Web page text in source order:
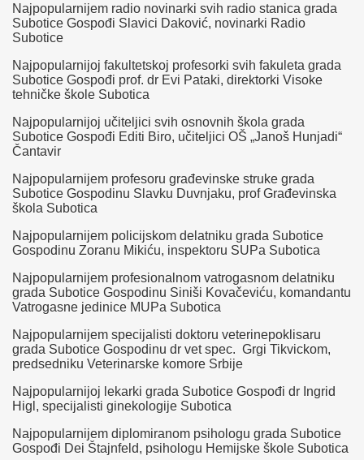
Najpopularnijem radio novinarki svih radio stanica grada
Subotice Gospođi Slavici Daković, novinarki Radio
Subotice
Najpopularnijoj fakultetskoj profesorki svih fakuleta grada
Subotice Gospođi prof. dr Evi Pataki, direktorki Visoke
tehničke škole Subotica
Najpopularnijoj učiteljici svih osnovnih škola grada
Subotice Gospođi Editi Biro, učiteljici OŠ „Janoš Hunjadi“
Čantavir
Najpopularnijem profesoru građevinske struke grada
Subotice Gospodinu Slavku Duvnjaku, prof Građevinska
škola Subotica
Najpopularnijem policijskom delatniku grada Subotice
Gospodinu Zoranu Mikiću, inspektoru SUPa Subotica
Najpopularnijem profesionalnom vatrogasnom delatniku
grada Subotice Gospodinu Siniši Kovačeviću, komandantu
Vatrogasne jedinice MUPa Subotica
Najpopularnijem specijalisti doktoru veterinepoklisaru
grada Subotice Gospodinu dr vet spec. Grgi Tikvickom,
predsedniku Veterinarske komore Srbije
Najpopularnijoj lekarki grada Subotice Gospođi dr Ingrid
Higl, specijalisti ginekologije Subotica
Najpopularnijem diplomiranom psihologu grada Subotice
Gospođi Dei Štajnfeld, psihologu Hemijske škole Subotica